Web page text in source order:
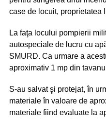
case de locuit, proprietatea
La faţa locului pompierii
autospeciale de lucru cu
SMURD. Ca urmare a
aproximativ 1 mp din
S-au salvat şi protejat, în
materiale în valoare de
materiale fiind evaluate la